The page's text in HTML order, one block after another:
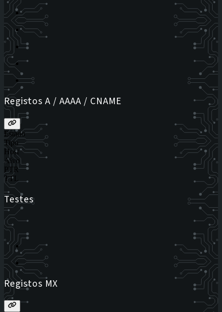
Registos A / AAAA / CNAME
Estado
Tipo
Host
Alvo
PTR
TTL
Testes
Registos MX